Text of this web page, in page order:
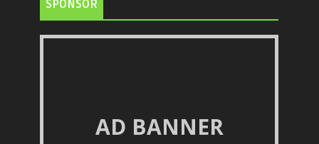
SPONSOR
AD BANNER